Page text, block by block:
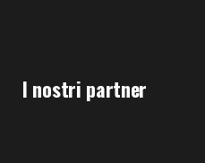
I nostri partner